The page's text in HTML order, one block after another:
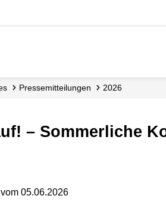
Presse­mitteilungen 2026
auf! – Sommerliche
05.06.2026